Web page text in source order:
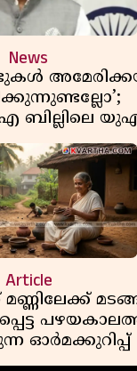
News
ബില്ലിലെ
മറുപടിയുമായി
Article
മണ്ണിലേക്ക്
ഓർമക്കുറിപ്പ്